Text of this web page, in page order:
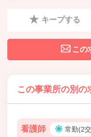
キープする
この
この事業所の別の
看護師 常勤(2